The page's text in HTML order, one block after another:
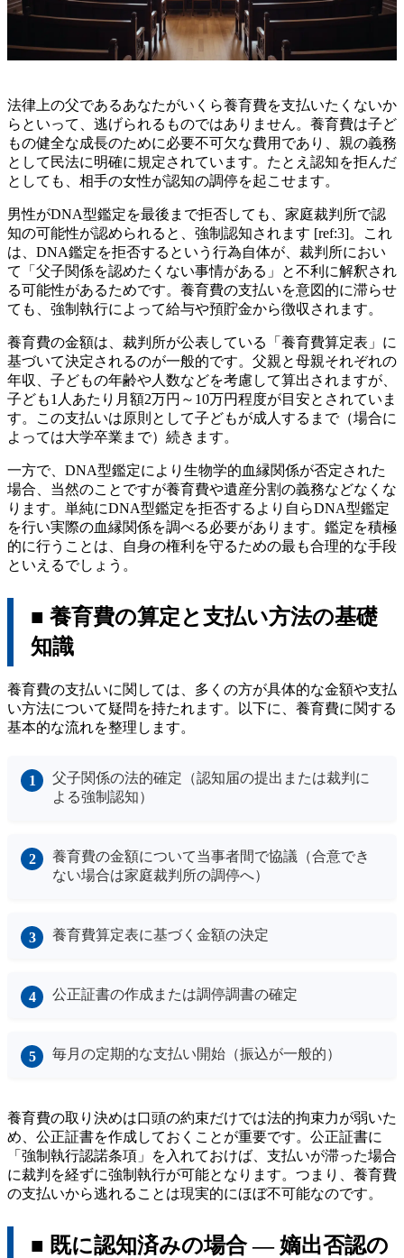
法律上の父であるあなたがいくら養育費を支払いたくないか
らといって、逃げられるものではありません。養育費は子ど
もの健全な成長のために必要不可欠な費用であり、親の義務
として民法に明確に規定されています。たとえ認知を拒んだ
としても、相手の女性が認知の調停を起こせます。
男性がDNA型鑑定を最後まで拒否しても、家庭裁判所で認
知の可能性が認められると、強制認知されます [ref:3]。これ
は、DNA鑑定を拒否するという行為自体が、裁判所におい
て「父子関係を認めたくない事情がある」と不利に解釈され
る可能性があるためです。養育費の支払いを意図的に滞らせ
ても、強制執行によって給与や預貯金から徴収されます。
養育費の金額は、裁判所が公表している「養育費算定表」に
基づいて決定されるのが一般的です。父親と母親それぞれの
年収、子どもの年齢や人数などを考慮して算出されますが、
子ども1人あたり月額2万円～10万円程度が目安とされていま
す。この支払いは原則として子どもが成人するまで（場合に
よっては大学卒業まで）続きます。
一方で、DNA型鑑定により生物学的血縁関係が否定された
場合、当然のことですが養育費や遺産分割の義務などなくな
ります。単純にDNA型鑑定を拒否するより自らDNA型鑑定
を行い実際の血縁関係を調べる必要があります。鑑定を積極
的に行うことは、自身の権利を守るための最も合理的な手段
といえるでしょう。
■ 養育費の算定と支払い方法の基礎
知識
養育費の支払いに関しては、多くの方が具体的な金額や支払
い方法について疑問を持たれます。以下に、養育費に関する
基本的な流れを整理します。
父子関係の法的確定（認知届の提出または裁判に
よる強制認知）
養育費の金額について当事者間で協議（合意でき
ない場合は家庭裁判所の調停へ）
養育費算定表に基づく金額の決定
公正証書の作成または調停調書の確定
毎月の定期的な支払い開始（振込が一般的）
養育費の取り決めは口頭の約束だけでは法的拘束力が弱いた
め、公正証書を作成しておくことが重要です。公正証書に
「強制執行認諾条項」を入れておけば、支払いが滞った場合
に裁判を経ずに強制執行が可能となります。つまり、養育費
の支払いから逃れることは現実的にほぼ不可能なのです。
■ 既に認知済みの場合 ― 嫡出否認の